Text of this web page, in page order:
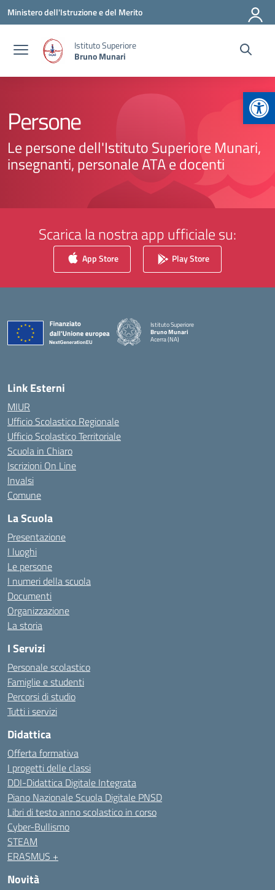
Vai ai contenuti
Vai al menu di navigazione
Vai al footer
Ministero dell'Istruzione e del Merito
Istituto Superiore
Bruno Munari
Persone
Le persone dell'Istituto Superiore Munari,
insegnanti, personale ATA e docenti
Scarica la nostra app ufficiale su:
App Store Play Store
Istituto Superiore
Bruno Munari
Acerra (NA)
Link Esterni
MIUR
Ufficio Scolastico Regionale
Ufficio Scolastico Territoriale
Scuola in Chiaro
Iscrizioni On Line
Invalsi
Comune
La Scuola
Presentazione
I luoghi
Le persone
I numeri della scuola
Documenti
Organizzazione
La storia
I Servizi
Personale scolastico
Famiglie e studenti
Percorsi di studio
Tutti i servizi
Didattica
Offerta formativa
I progetti delle classi
DDI-Didattica Digitale Integrata
Piano Nazionale Scuola Digitale PNSD
Libri di testo anno scolastico in corso
Cyber-Bullismo
STEAM
ERASMUS +
Novità